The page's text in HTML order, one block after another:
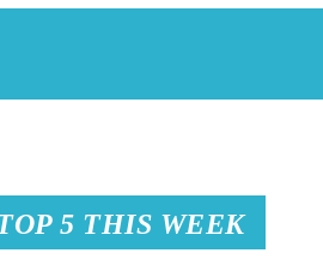
5 THIS WEEK